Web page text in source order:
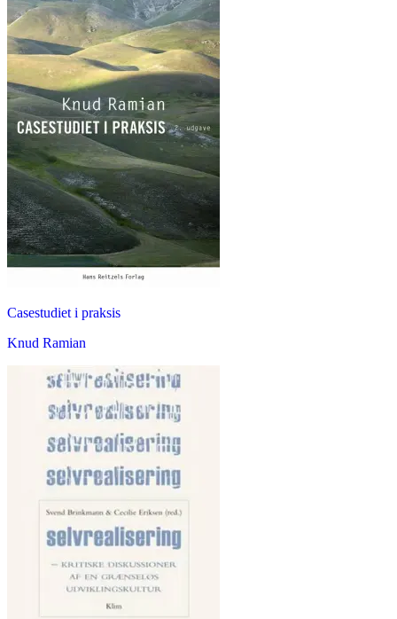
Casestudiet i praksis
Knud Ramian